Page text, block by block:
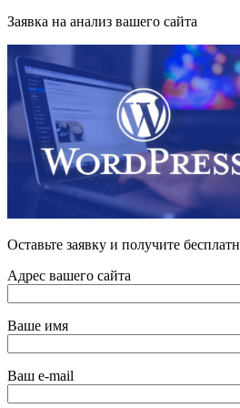
Заявка на анализ вашего сайта
Оставьте заявку и получите
Адрес вашего сайта
Ваше имя
Ваш e-mail